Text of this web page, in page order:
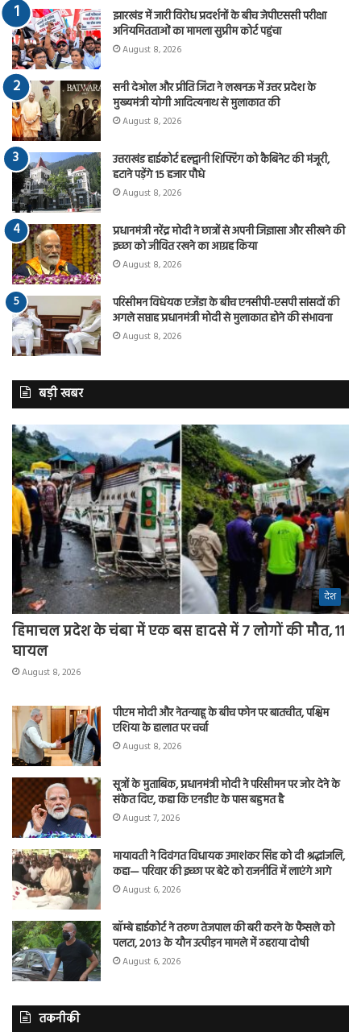
झारखंड में जारी विरोध प्रदर्शनों के बीच जेपीएससी परीक्षा
अनियमितताओं का मामला सुप्रीम कोर्ट पहुंचा
August 8, 2026
सनी देओल और प्रीति जिंटा ने लखनऊ में उत्तर प्रदेश के
मुख्यमंत्री योगी आदित्यनाथ से मुलाकात की
August 8, 2026
उत्तराखंड हाईकोर्ट हल्द्वानी शिफ्टिंग को कैबिनेट की मंजूरी,
हटाने पड़ेंगे 15 हजार पौधे
August 8, 2026
प्रधानमंत्री नरेंद्र मोदी ने छात्रों से अपनी जिज्ञासा और सीखने की
इच्छा को जीवित रखने का आग्रह किया
August 8, 2026
परिसीमन विधेयक एजेंडा के बीच एनसीपी-एसपी सांसदों की
अगले सप्ताह प्रधानमंत्री मोदी से मुलाकात होने की संभावना
August 8, 2026
बड़ी खबर
देश
हिमाचल प्रदेश के चंबा में एक बस हादसे में 7 लोगों की मौत, 11
घायल
August 8, 2026
पीएम मोदी और नेतन्याहू के बीच फोन पर बातचीत, पश्चिम
एशिया के हालात पर चर्चा
August 8, 2026
सूत्रों के मुताबिक, प्रधानमंत्री मोदी ने परिसीमन पर जोर देने के
संकेत दिए, कहा कि एनडीए के पास बहुमत है
August 7, 2026
मायावती ने दिवंगत विधायक उमाशंकर सिंह को दी श्रद्धांजलि,
कहा— परिवार की इच्छा पर बेटे को राजनीति में लाएंगे आगे
August 6, 2026
बॉम्बे हाईकोर्ट ने तरुण तेजपाल की बरी करने के फैसले को
पलटा, 2013 के यौन उत्पीड़न मामले में ठहराया दोषी
August 6, 2026
तकनीकी